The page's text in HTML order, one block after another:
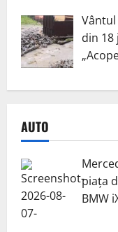
din 18
AUTO
piața
BMW